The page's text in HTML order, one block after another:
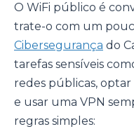
O WiFi público é
trate-o com um
Cibersegurança do
tarefas sensíveis
redes públicas,
e usar uma VPN
regras simples: